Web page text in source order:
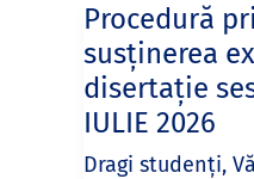
Procedură
susținerea
disertație
IULIE 2026
Dragi studenți,